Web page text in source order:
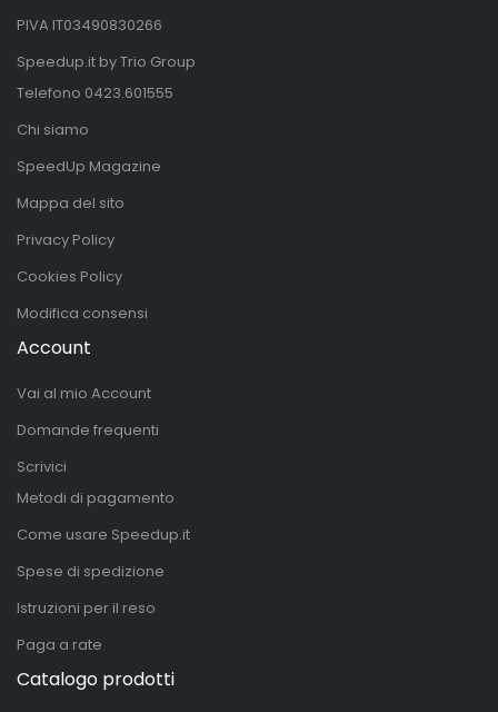
PIVA IT03490830266
Speedup.it by Trio Group
Telefono 0423.601555
Chi siamo
SpeedUp Magazine
Mappa del sito
Privacy Policy
Cookies Policy
Modifica consensi
Account
Vai al mio Account
Domande frequenti
Scrivici
Metodi di pagamento
Come usare Speedup.it
Spese di spedizione
Istruzioni per il reso
Paga a rate
Catalogo prodotti